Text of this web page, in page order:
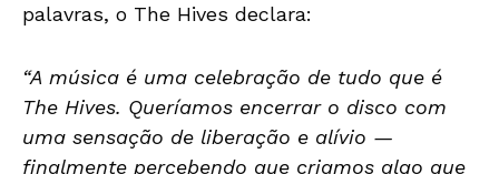
palavras, o The Hives declara:
“A música é uma celebração de tudo que é
The Hives. Queríamos encerrar o disco com
uma sensação de liberação e alívio —
finalmente percebendo que criamos algo que